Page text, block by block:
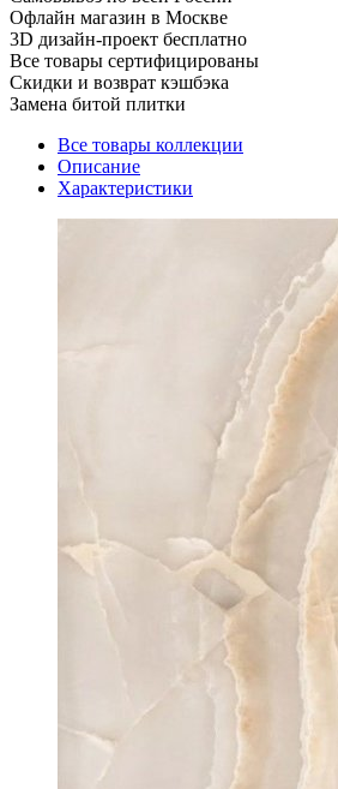
Офлайн магазин в Москве
3D дизайн-проект бесплатно
Все товары сертифицированы
Скидки и возврат кэшбэка
Замена битой плитки
Все товары коллекции
Описание
Характеристики